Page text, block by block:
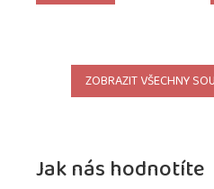
ZOBRAZIT VŠECHNY
Jak nás hodnotíte